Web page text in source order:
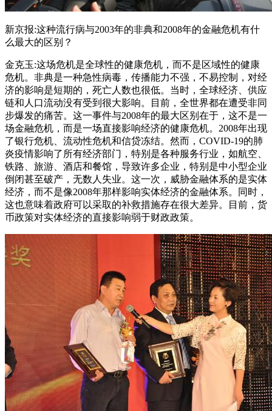
新京报:这种流行病与2003年的非典和2008年的金融危机有什
么最大的区别？
金克玉:这场危机是全球性的健康危机，而不是区域性的健康
危机。非典是一种急性病毒，传播能力不强，不易控制，对经
济的影响是短期的，死亡人数也很低。当时，全球经济、供应
链和人口流动没有受到很大影响。目前，全世界都在遭受非同
步爆发的痛苦。这一事件与2008年的最大区别在于，这不是一
场金融危机，而是一场直接影响经济的健康危机。2008年出现
了银行危机、流动性危机和信贷冻结。然而，COVID-19的肺
炎疫情影响了所有经济部门，特别是各种服务行业，如航空、
铁路、旅游、酒店和餐馆，导致许多企业，特别是中小型企业
倒闭甚至破产，无数人失业。这一次，威胁金融体系的是实体
经济，而不是像2008年那样影响实体经济的金融体系。同时，
这也意味着政府可以采取的补救措施存在很大差异。目前，货
币政策对实体经济的直接影响弱于财政政策。